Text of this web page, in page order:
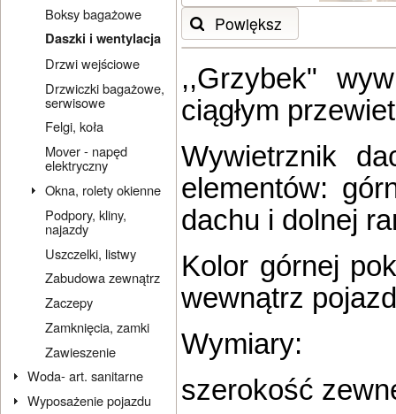
Boksy bagażowe
Daszki i wentylacja
Drzwi wejściowe
Drzwiczki bagażowe,
serwisowe
Felgi, koła
Mover - napęd
elektryczny
Okna, rolety okienne
Podpory, kliny,
najazdy
Uszczelki, listwy
Zabudowa zewnątrz
Zaczepy
Zamknięcia, zamki
Zawieszenie
Woda- art. sanitarne
Wyposażenie pojazdu
Powiększ
,,Grzybek"
ciągłym
Wywietrznik
elementów:
dachu i dolnej
Kolor górnej
wewnątrz
Wymiary:
szerokość